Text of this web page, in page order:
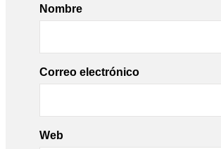
Nombre
Correo electrónico
Web